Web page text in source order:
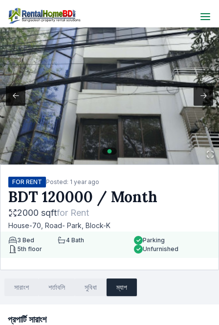
FOR RENT Posted: 1 year ago
BDT 120000 / Month
2000 sqftfor Rent
House-70, Road- Park, Block-K
3 Bed 4 Bath
5th floor
Parking
Unfurnished
সারাংশ শর্তাবলি সুবিধা ম্যাপ
প্রপার্টি সারাংশ